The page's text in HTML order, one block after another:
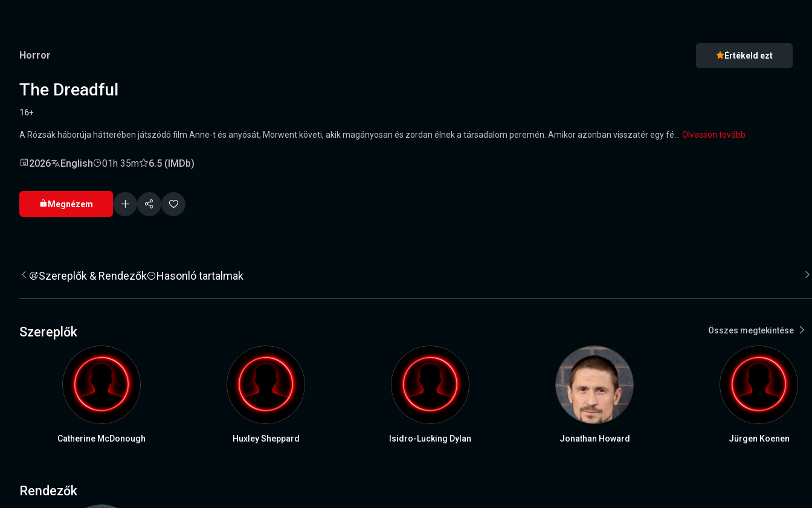
Horror Értékeld ezt
The Dreadful
16+
A Rózsák háborúja hátterében játszódó film Anne-t és anyósát, Morwent követi, akik magányosan és zordan élnek a társadalom peremén. Amikor azonban visszatér egy fé... Olvasson tovább
2026 English 01h 35m 6.5 (IMDb)
Megnézem
Szereplők & Rendezők Hasonló tartalmak
Szereplők Összes megtekintése
Catherine McDonough Huxley Sheppard Isidro-Lucking Dylan Jonathan Howard Jürgen Koenen
Rendezők